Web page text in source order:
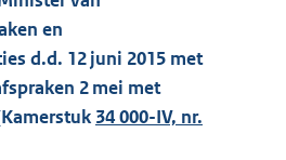
en
d.d. 12 juni 2015 met
2 mei met
34 000-IV, nr.